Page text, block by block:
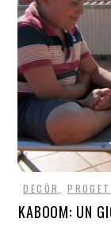
DECÒR ,
KABOOM: UN